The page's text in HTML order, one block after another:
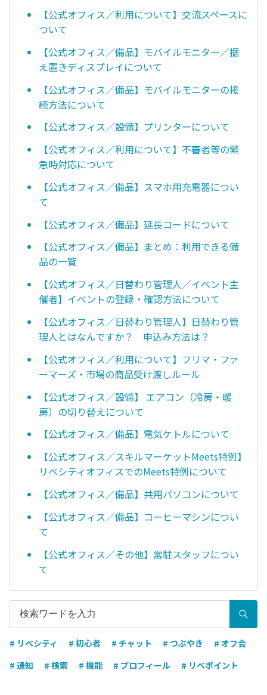
【公式オフィス／利用について】交流スペースに
ついて
【公式オフィス／備品】モバイルモニター／据
え置きディスプレイについて
【公式オフィス／備品】モバイルモニターの接
続方法について
【公式オフィス／設備】プリンターについて
【公式オフィス／利用について】不審者等の緊
急時対応について
【公式オフィス／備品】スマホ用充電器につい
て
【公式オフィス／備品】延長コードについて
【公式オフィス／備品】まとめ：利用できる備
品の一覧
【公式オフィス／日替わり管理人／イベント主
催者】イベントの登録・確認方法について
【公式オフィス／日替わり管理人】日替わり管
理人とはなんですか？ 申込み方法は？
【公式オフィス／利用について】フリマ・ファ
ーマーズ・市場の商品受け渡しルール
【公式オフィス／設備】 エアコン（冷房・暖
房）の切り替えについて
【公式オフィス／備品】電気ケトルについて
【公式オフィス／スキルマーケットMeets特例】
リベシティオフィスでのMeets特例について
【公式オフィス／備品】共用パソコンについて
【公式オフィス／備品】コーヒーマシンについ
て
【公式オフィス／その他】常駐スタッフについ
て
# リベシティ # 初心者 # チャット # つぶやき
# オフ会
# 通知
# 検索 # 機能 # プロフィール # リベポイント